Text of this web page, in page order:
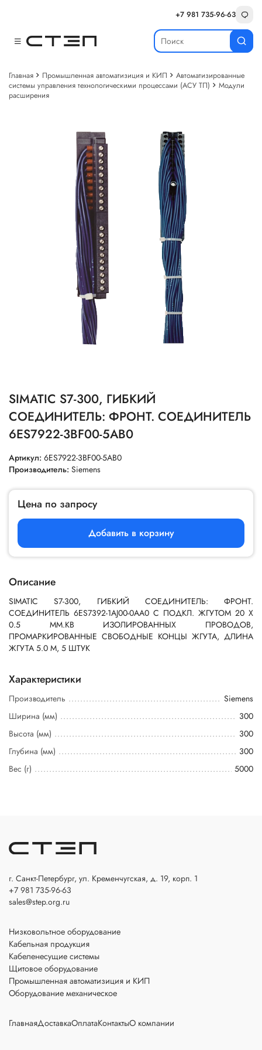
+7 981 735-96-63
Главная Промышленная автоматизиция и КИП
Автоматизированные
системы управления технологическими процессами (АСУ ТП)
Модули
расширения
SIMATIC S7-300, ГИБКИЙ
СОЕДИНИТЕЛЬ: ФРОНТ. СОЕДИНИТЕЛЬ
6ES7922-3BF00-5AB0
Артикул: 6ES7922-3BF00-5AB0
Производитель: Siemens
Цена по запросу
Добавить в корзину
Описание
SIMATIC S7-300, ГИБКИЙ СОЕДИНИТЕЛЬ: ФРОНТ.
СОЕДИНИТЕЛЬ 6ES7392-1AJ00-0AA0 С ПОДКЛ. ЖГУТОМ 20 Х
0.5 MM.КВ ИЗОЛИРОВАННЫХ ПРОВОДОВ,
ПРОМАРКИРОВАННЫЕ СВОБОДНЫЕ КОНЦЫ ЖГУТА, ДЛИНА
ЖГУТА 5.0 М, 5 ШТУК
Характеристики
Производитель
Siemens
Ширина (мм)
300
Высота (мм)
300
Глубина (мм)
300
Вес (г)
5000
г. Санкт-Петербург, ул. Кременчугская, д. 19, корп. 1
+7 981 735-96-63
sales@step.org.ru
ГлавнаяДоставкаОплатаКонтактыО компании
Низковольтное оборудование
Кабельная продукция
Кабеленесущие системы
Щитовое оборудование
Промышленная автоматизиция и КИП
Оборудование механическое